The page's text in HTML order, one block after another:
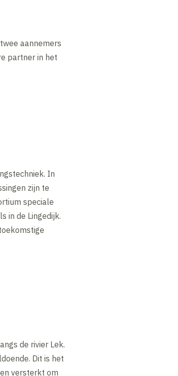
aannemers
partner in het
In
zijn te
speciale
in de Lingedijk.
de rivier Lek.
Dit is het
versterkt om